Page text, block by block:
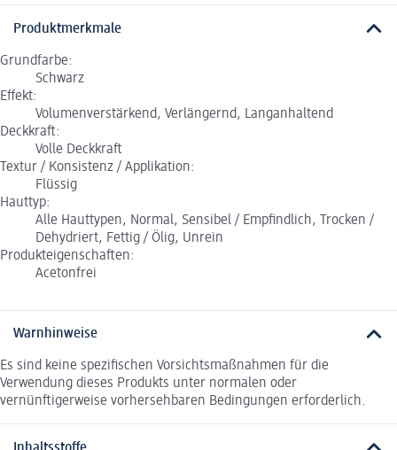
Produktmerkmale
Grundfarbe:
Schwarz
Effekt:
Volumenverstärkend, Verlängernd, Langanhaltend
Deckkraft:
Volle Deckkraft
Textur / Konsistenz / Applikation:
Flüssig
Hauttyp:
Alle Hauttypen, Normal, Sensibel / Empfindlich, Trocken /
Dehydriert, Fettig / Ölig, Unrein
Produkteigenschaften:
Acetonfrei
Warnhinweise
Es sind keine spezifischen Vorsichtsmaßnahmen für die
Verwendung dieses Produkts unter normalen oder
vernünftigerweise vorhersehbaren Bedingungen erforderlich.